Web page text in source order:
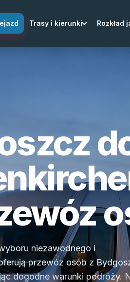
Trasy i kierunki Rozkład
niezawodnego i
przewóz osób z
dogodne warunki podróży.